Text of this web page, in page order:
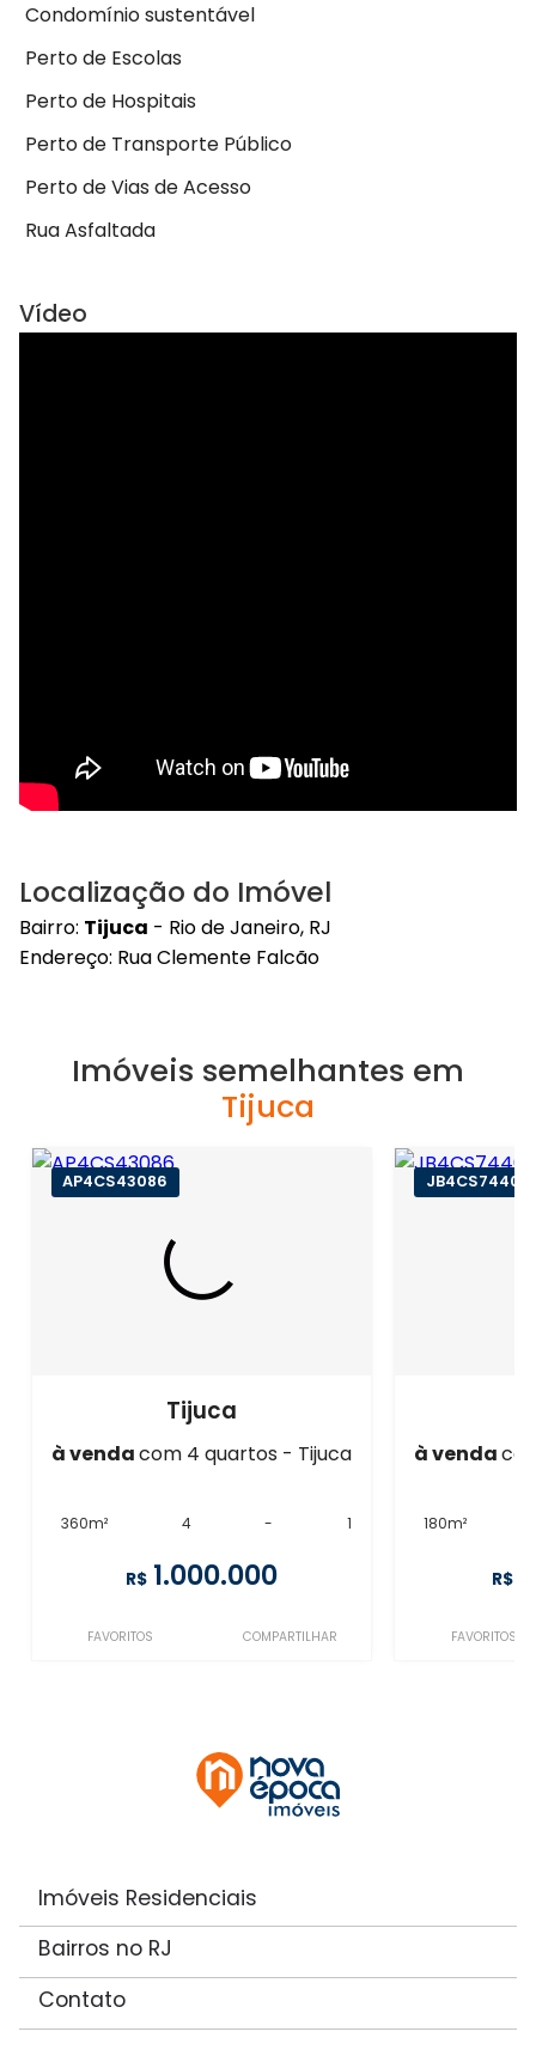
Condomínio sustentável
Perto de Escolas
Perto de Hospitais
Perto de Transporte Público
Perto de Vias de Acesso
Rua Asfaltada
Vídeo
Localização do Imóvel
Bairro: Tijuca - Rio de Janeiro, RJ
Endereço: Rua Clemente Falcão
Imóveis semelhantes em
Tijuca
AP4CS43086
Tijuca
à vendacom 4 quartos - Tijuca
360m² 4 - 1
R$ 1.000.000
FAVORITOS COMPARTILHAR
JB4CS74404
à venda
180m²
R$
FAVORITOS
Imóveis Residenciais
Bairros no RJ
Contato